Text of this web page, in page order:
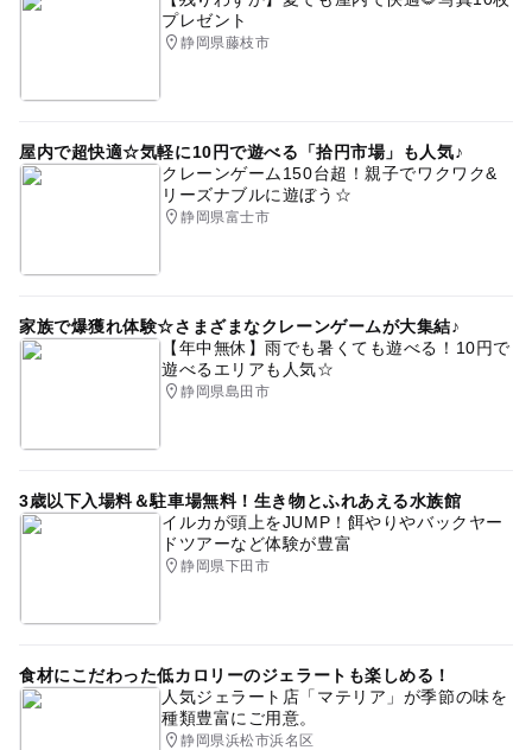
プレゼント
静岡県藤枝市
屋内で超快適☆気軽に10円で遊べる「拾円市場」も人気♪
クレーンゲーム150台超！親子でワクワク&
リーズナブルに遊ぼう☆
静岡県富士市
家族で爆獲れ体験☆さまざまなクレーンゲームが大集結♪
【年中無休】雨でも暑くても遊べる！10円で
遊べるエリアも人気☆
静岡県島田市
3歳以下入場料＆駐車場無料！生き物とふれあえる水族館
イルカが頭上をJUMP！餌やりやバックヤー
ドツアーなど体験が豊富
静岡県下田市
食材にこだわった低カロリーのジェラートも楽しめる！
人気ジェラート店「マテリア」が季節の味を
種類豊富にご用意。
静岡県浜松市浜名区